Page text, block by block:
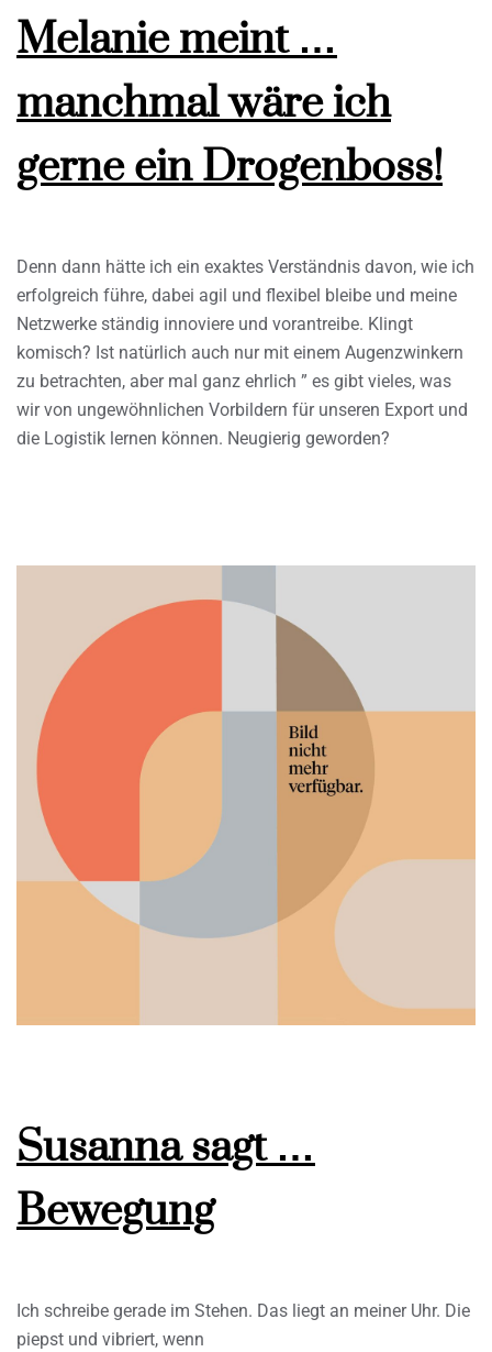
Melanie meint …
manchmal wäre ich
gerne ein Drogenboss!
Denn dann hätte ich ein exaktes Verständnis davon, wie ich
erfolgreich führe, dabei agil und flexibel bleibe und meine
Netzwerke ständig innoviere und vorantreibe. Klingt
komisch? Ist natürlich auch nur mit einem Augenzwinkern
zu betrachten, aber mal ganz ehrlich ” es gibt vieles, was
wir von ungewöhnlichen Vorbildern für unseren Export und
die Logistik lernen können. Neugierig geworden?
Susanna sagt …
Bewegung
Ich schreibe gerade im Stehen. Das liegt an meiner Uhr. Die
piepst und vibriert, wenn